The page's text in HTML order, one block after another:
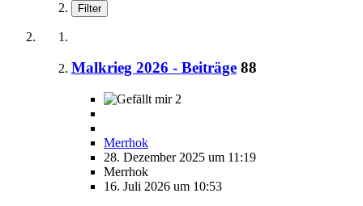
Filter
Malkrieg 2026 - Beiträge 88
2
Merrhok
28. Dezember 2025 um 11:19
Merrhok
16. Juli 2026 um 10:53